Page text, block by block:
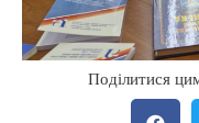
Поділитися